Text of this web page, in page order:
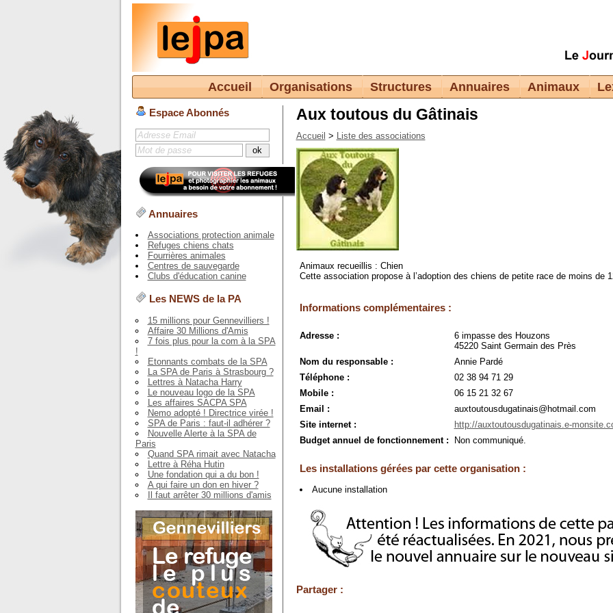
Accueil Organisations Structures Annuaires Animaux
Espace Abonnés
Annuaires
Associations protection animale
Refuges chiens chats
Fourrières animales
Centres de sauvegarde
Clubs d'éducation canine
Les NEWS de la PA
15 millions pour Gennevilliers !
Affaire 30 Millions d'Amis
7 fois plus pour la com à la SPA
!
Etonnants combats de la SPA
La SPA de Paris à Strasbourg ?
Lettres à Natacha Harry
Le nouveau logo de la SPA
Les affaires SACPA SPA
Nemo adopté ! Directrice virée !
SPA de Paris : faut-il adhérer ?
Nouvelle Alerte à la SPA de
Paris
Quand SPA rimait avec Natacha
Lettre à Réha Hutin
Une fondation qui a du bon !
A qui faire un don en hiver ?
Il faut arrêter 30 millions d'amis
Aux toutous du Gâtinais
Accueil > Liste des associations
Animaux recueillis : Chien
Cette association propose à l’adoption des chiens de petite race de moins de
Informations complémentaires :
Adresse :
6 impasse des Houzons
45220 Saint Germain des Près
Nom du responsable :
Annie Pardé
Téléphone :
02 38 94 71 29
Mobile :
06 15 21 32 67
Email :
auxtoutousdugatinais@hotmail.com
Site internet :
http://auxtoutousdugatinais.e-
Budget annuel de fonctionnement :
Non communiqué.
Les installations gérées par cette organisation :
Aucune installation
Partager :